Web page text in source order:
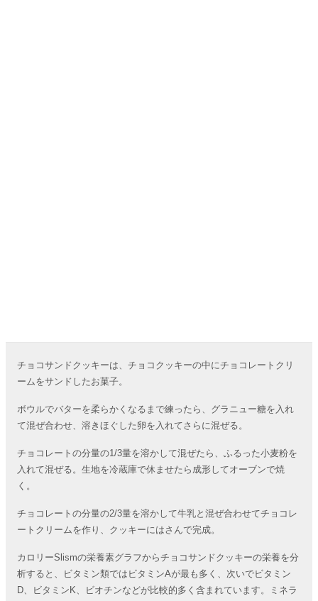
チョコサンドクッキーは、チョコクッキーの中にチョコレートクリ
ームをサンドしたお菓子。
ボウルでバターを柔らかくなるまで練ったら、グラニュー糖を入れ
て混ぜ合わせ、溶きほぐした卵を入れてさらに混ぜる。
チョコレートの分量の1/3量を溶かして混ぜたら、ふるった小麦粉を
入れて混ぜる。生地を冷蔵庫で休ませたら成形してオーブンで焼
く。
チョコレートの分量の2/3量を溶かして牛乳と混ぜ合わせてチョコレ
ートクリームを作り、クッキーにはさんで完成。
カロリーSlismの栄養素グラフからチョコサンドクッキーの栄養を分
析すると、ビタミン類ではビタミンAが最も多く、次いでビタミン
D、ビタミンK、ビオチンなどが比較的多く含まれています。ミネラ